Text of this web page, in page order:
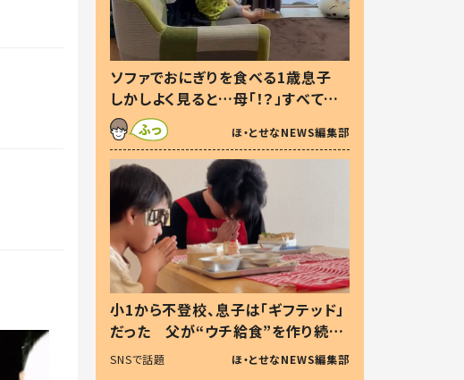
ソファでおにぎりを食べる1歳息子
しかしよく見ると…母「！？」すべてを
察した母の投稿に「可愛いから許
す！」「現行犯〜」
ほ・とせなNEWS編集部
小1から不登校、息子は「ギフテッド」
だった 父が“ウチ給食”を作り続け
る理由とは #令和の親 #令和の子
SNSで話題 ほ・とせなNEWS編集部